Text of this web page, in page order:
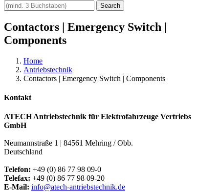
Contactors | Emergency Switch |
Components
Home
Antriebstechnik
Contactors | Emergency Switch | Components
Kontakt
ATECH Antriebstechnik für Elektrofahrzeuge Vertriebs
GmbH
Neumannstraße 1 | 84561 Mehring / Obb.
Deutschland
Telefon: +49 (0) 86 77 98 09-0
Telefax: +49 (0) 86 77 98 09-20
E-Mail: info@atech-antriebstechnik.de